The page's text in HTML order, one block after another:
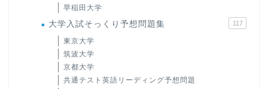
早稲田大学
大学入試そっくり予想問題集 117
東京大学
筑波大学
京都大学
共通テスト英語リーディング予想問題